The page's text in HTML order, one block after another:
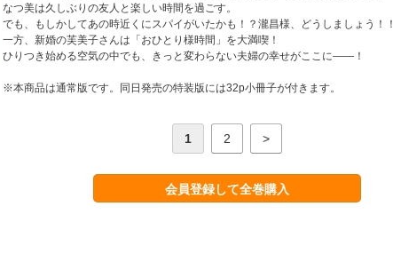
なつ美は久しぶりの友人と楽しい時間を過ごす。
でも、もしかしてあの時近くにスパイがいたかも！？瀧昌様、どうしましょう！！
一方、新婚の芙美子さんは「おひとり様時間」を大満喫！
ひりつき始める空気の中でも、きっと変わらない夫婦の幸せがここに――！
※本商品は通常版です。同日発売の特装版には32p小冊子が付きます。
1 2 >
会員登録して全巻購入